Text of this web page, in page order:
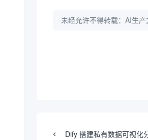
未经允许不得转载： AI生
Dify 搭建私有数据可视化